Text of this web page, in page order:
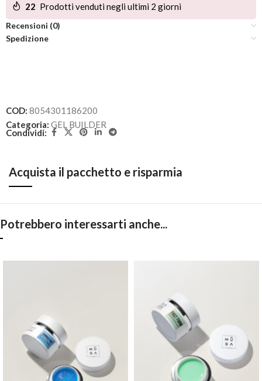
22 Prodotti venduti negli ultimi 2 giorni
Recensioni (0)
Spedizione
COD: 8054301186200
Categoria: GEL BUILDER
Condividi:
Acquista il pacchetto e risparmia
Potrebbero interessarti anche...